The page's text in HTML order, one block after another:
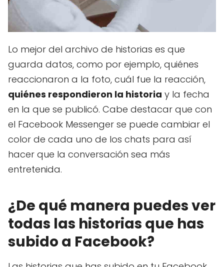
Lo mejor del archivo de historias es que
guarda datos, como por ejemplo, quiénes
reaccionaron a la foto, cuál fue la reacción,
quiénes respondieron la historia y la fecha
en la que se publicó. Cabe destacar que con
el Facebook Messenger se puede cambiar el
color de cada uno de los chats para así
hacer que la conversación sea más
entretenida.
¿De qué manera puedes ver
todas las historias que has
subido a Facebook?